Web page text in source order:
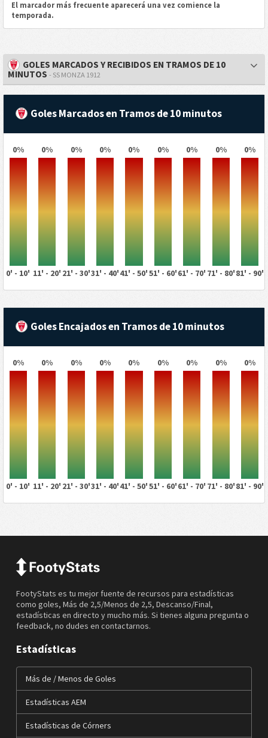
El marcador más frecuente aparecerá una vez comience la
temporada.
GOLES MARCADOS Y RECIBIDOS EN TRAMOS DE 10
MINUTOS - SS MONZA 1912
Goles Marcados en Tramos de 10 minutos
0% 0% 0% 0% 0% 0% 0% 0% 0%
0' - 10' 11' - 20' 21' - 30'31' - 40'41' - 50'51' - 60'61' - 70' 71' - 80'81' - 90'
Goles Encajados en Tramos de 10 minutos
0% 0% 0% 0% 0% 0% 0% 0% 0%
0' - 10' 11' - 20' 21' - 30'31' - 40'41' - 50'51' - 60'61' - 70' 71' - 80'81' - 90'
FootyStats es tu mejor fuente de recursos para estadísticas
como goles, Más de 2,5/Menos de 2,5, Descanso/Final,
estadísticas en directo y mucho más. Si tienes alguna pregunta o
feedback, no dudes en contactarnos.
Estadísticas
Más de / Menos de Goles
Estadísticas AEM
Estadísticas de Córners